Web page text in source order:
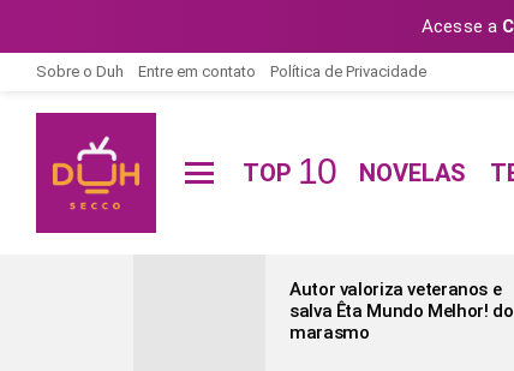
Acesse a
Sobre o Duh Entre em contato Política de Privacidade
TOP 10 NOVELAS
Autor valoriza veteranos e
salva Êta Mundo Melhor! do
marasmo